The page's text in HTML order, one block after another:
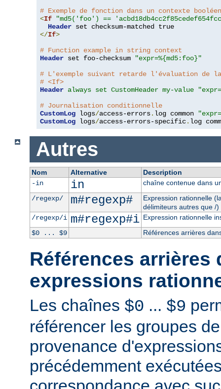
# Exemple de fonction dans un contexte booléen
<If
"md5('foo') ==
Header
</If>
# Function example in string context
Header set foo-checksum
"expr=%{md5:foo}"
# L'exemple suivant retarde l'évaluation de
# <If>
Header always set CustomHeader my-value
# Journalisation conditionnelle
CustomLog logs/access-errors. log common
CustomLog logs/access-errors-specific. log
Autres
Nom Alternative
Description
-in
in
chaîne contenue dans
/regexp/
m#regexp#
Expression rationnelle
délimiteurs autres que /)
/regexp/i m#regexp#i Expression rationnelle
$0 ... $9
Références arrières
Références arrières
expressions
Les chaînes $0 ... $9
référencer les groupes
provenance
précédemment